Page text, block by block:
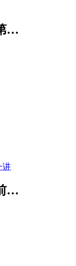
…
…